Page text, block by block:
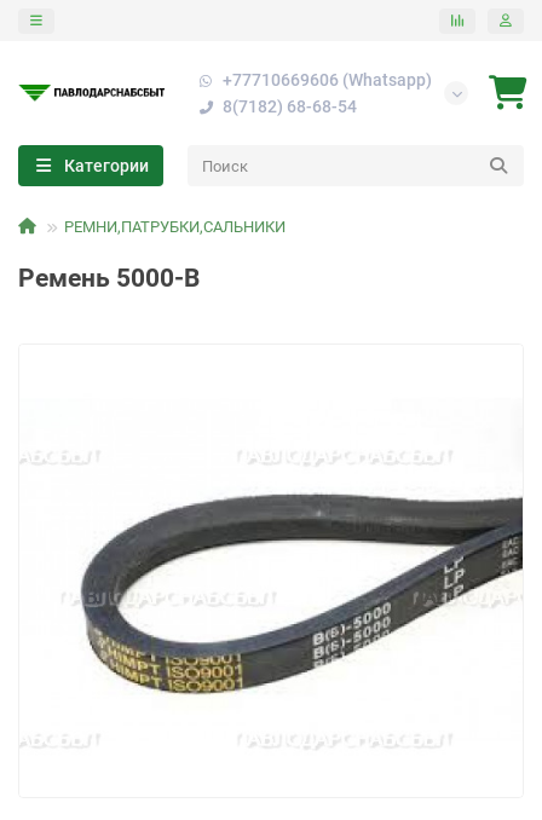
+77710669606 (Whatsapp)
8(7182) 68-68-54
Категории
РЕМНИ,ПАТРУБКИ,САЛЬНИКИ
Ремень 5000-В